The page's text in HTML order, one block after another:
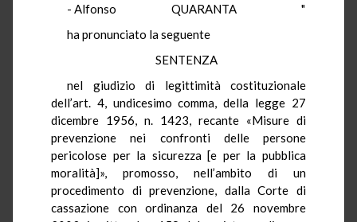
- Alfonso QUARANTA "
ha pronunciato la seguente
SENTENZA
nel giudizio di legittimità costituzionale
dell’art. 4, undicesimo comma, della legge 27
dicembre 1956, n. 1423, recante «Misure di
prevenzione nei confronti delle persone
pericolose per la sicurezza [e per la pubblica
moralità]», promosso, nell’ambito di un
procedimento di prevenzione, dalla Corte di
cassazione con ordinanza del 26 novembre